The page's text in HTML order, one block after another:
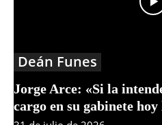
Deán Funes
Jorge Arce: «Si la
cargo en su gabinete